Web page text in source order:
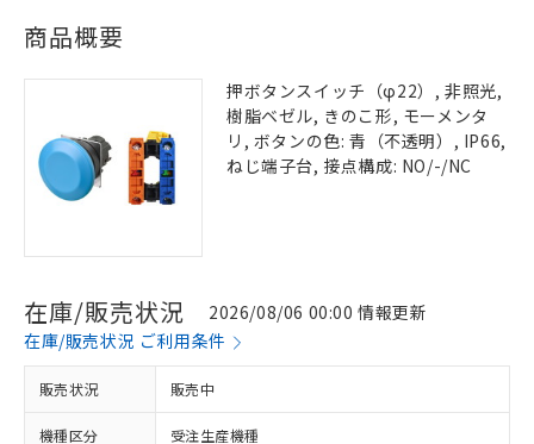
商品概要
押ボタンスイッチ（φ22）, 非照光,
樹脂ベゼル, きのこ形, モーメンタ
リ, ボタンの色: 青（不透明）, IP66,
ねじ端子台, 接点構成: NO/-/NC
在庫/販売状況
2026/08/06 00:00 情報更新
在庫/販売状況 ご利用条件
販売状況 販売中
機種区分 受注生産機種